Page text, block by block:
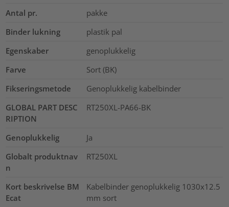
Antal pr.
pakke
Binder lukning
plastik pal
Egenskaber
genoplukkelig
Farve
Sort (BK)
Fikseringsmetode
Genoplukkelig kabelbinder
GLOBAL PART DESC
RIPTION
RT250XL-PA66-BK
Genoplukkelig
Ja
Globalt produktnav
n
RT250XL
Kort beskrivelse BM
Ecat
Kabelbinder genoplukkelig 1030x12.5
mm sort